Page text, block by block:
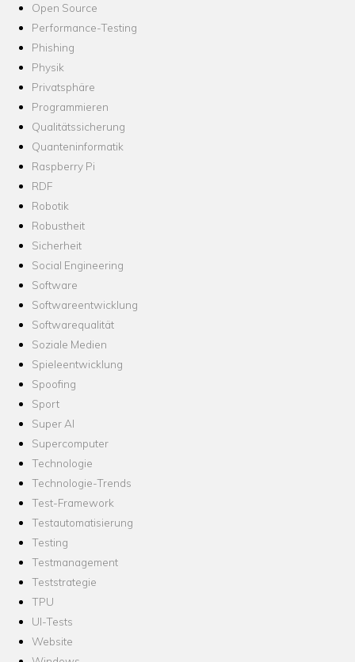
Open Source
Performance-Testing
Phishing
Physik
Privatsphäre
Programmieren
Qualitätssicherung
Quanteninformatik
Raspberry Pi
RDF
Robotik
Robustheit
Sicherheit
Social Engineering
Software
Softwareentwicklung
Softwarequalität
Soziale Medien
Spieleentwicklung
Spoofing
Sport
Super AI
Supercomputer
Technologie
Technologie-Trends
Test-Framework
Testautomatisierung
Testing
Testmanagement
Teststrategie
TPU
UI-Tests
Website